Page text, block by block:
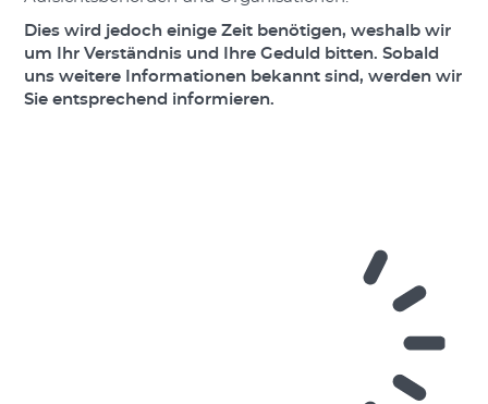
Dies wird jedoch einige Zeit benötigen, weshalb wir
um Ihr Verständnis und Ihre Geduld bitten. Sobald
uns weitere Informationen bekannt sind, werden wir
Sie entsprechend informieren.